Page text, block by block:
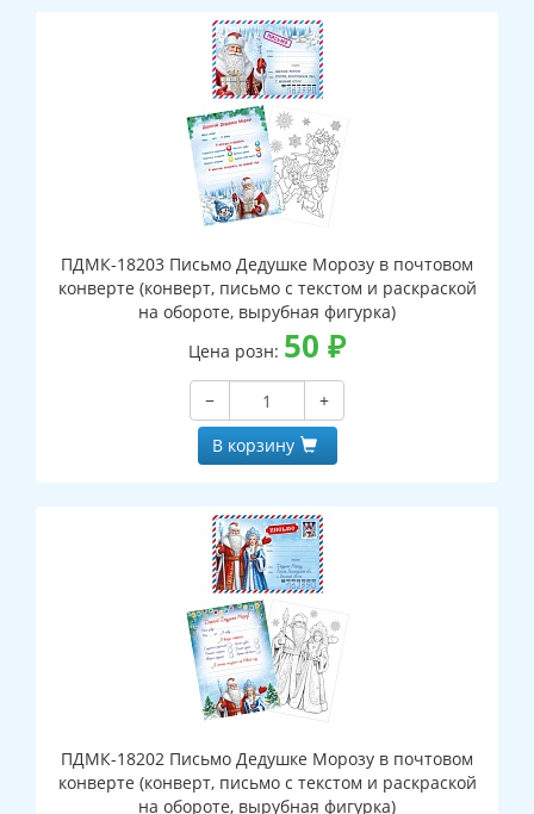
ПДМК-18203 Письмо Дедушке Морозу в почтовом
конверте (конверт, письмо с текстом и раскраской
на обороте, вырубная фигурка)
Цена розн: 50 ₽
−
+
В корзину
ПДМК-18202 Письмо Дедушке Морозу в почтовом
конверте (конверт, письмо с текстом и раскраской
на обороте, вырубная фигурка)